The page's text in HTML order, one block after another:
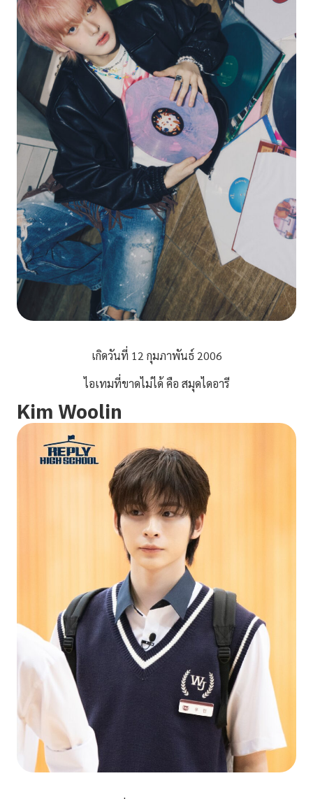
เกิดวันที่ 12 กุมภาพันธ์ 2006
ไอเทมที่ขาดไม่ได้ คือ สมุดไดอารี
Kim Woolin